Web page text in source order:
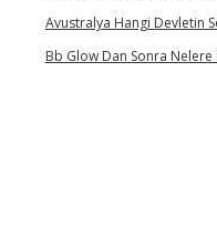
Avustralya Hangi Devletin
Bb Glow Dan Sonra Nelere